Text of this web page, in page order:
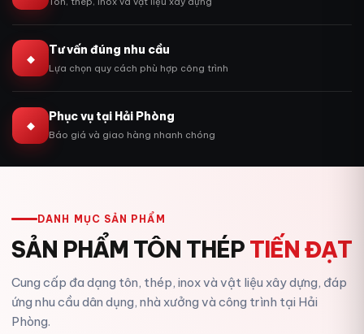
◆
Tư vấn đúng nhu cầu
Lựa chọn quy cách phù hợp công trình
◆
Phục vụ tại Hải Phòng
Báo giá và giao hàng nhanh chóng
DANH MỤC SẢN PHẨM
SẢN PHẨM TÔN THÉP TIẾN ĐẠT
Cung cấp đa dạng tôn, thép, inox và vật liệu xây dựng, đáp
ứng nhu cầu dân dụng, nhà xưởng và công trình tại Hải
Phòng.